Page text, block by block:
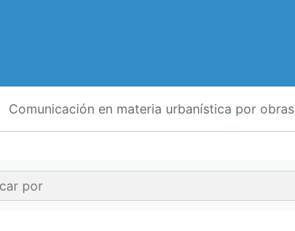
Comunicación en materia urbanística por obras